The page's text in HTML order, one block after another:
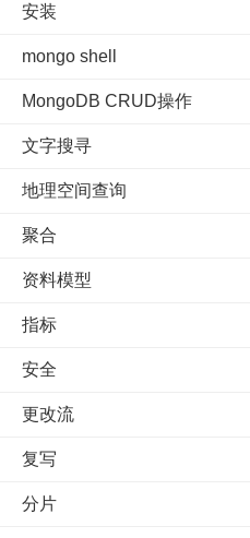
安装
mongo shell
MongoDB CRUD操作
文字搜寻
地理空间查询
聚合
资料模型
指标
安全
更改流
复写
分片